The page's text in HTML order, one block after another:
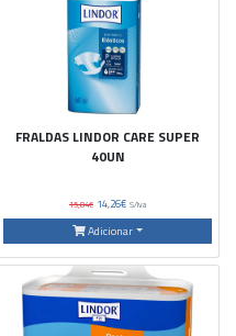
FRALDAS LINDOR CARE SUPER
40UN
15,84€ 14,26€ S/Iva
Adicionar